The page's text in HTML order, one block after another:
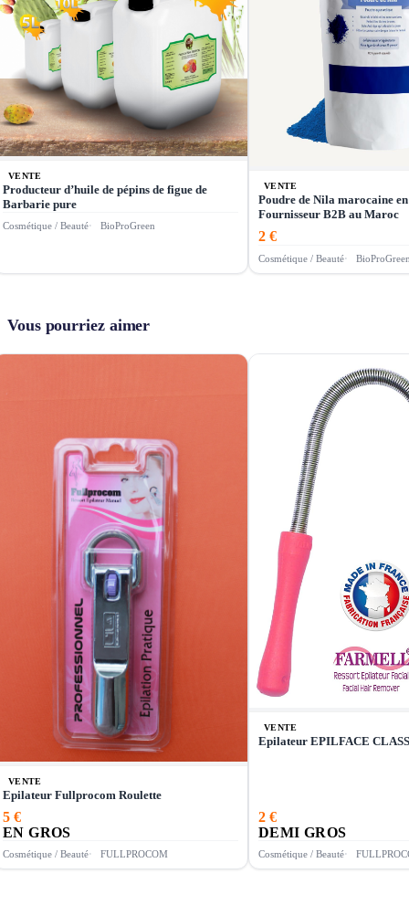
VENTE
Producteur d’huile de pépins de figue de
Barbarie pure
Cosmétique / Beauté BioProGreen
VENTE
Poudre de Nila marocaine
Fournisseur B2B au Maroc
2 €
Cosmétique / Beauté
Vous pourriez aimer
VENTE
Epilateur Fullprocom Roulette
5 €
EN GROS
Cosmétique / Beauté FULLPROCOM
VENTE
Epilateur EPILFACE
2 €
DEMI GROS
Cosmétique / Beauté